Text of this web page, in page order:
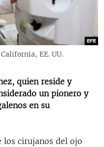
EE. UU.
quien reside y
un pionero y
en su
los cirujanos del ojo